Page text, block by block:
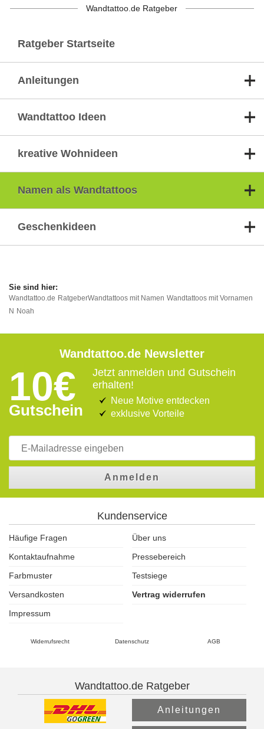
Wandtattoo.de Ratgeber
Ratgeber Startseite
Anleitungen
Wandtattoo Ideen
kreative Wohnideen
Namen als Wandtattoos
Geschenkideen
Wandtattoo.de RatgeberWandtattoos mit Namen Wandtattoos mit Vornamen
N Noah
Wandtattoo.de Newsletter
10€
Gutschein
Jetzt anmelden und Gutschein
erhalten!
Neue Motive entdecken
exklusive Vorteile
Anmelden
Kundenservice
Häufige Fragen
Über uns
Kontaktaufnahme
Pressebereich
Farbmuster
Testsiege
Versandkosten
Vertrag widerrufen
Impressum
Widerrufsrecht Datenschutz AGB
Wandtattoo.de Ratgeber
Anleitungen